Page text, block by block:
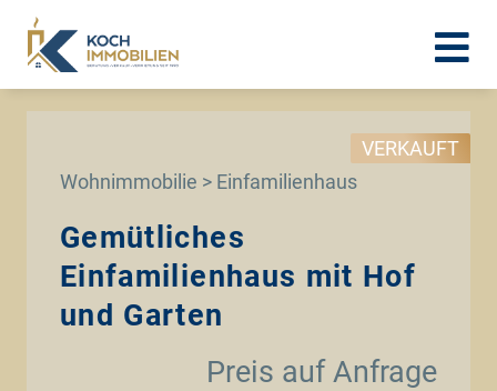
Wohnimmobilie > Einfamilienhaus
VERKAUFT
Gemütliches
Einfamilienhaus mit Hof
und Garten
Preis auf Anfrage